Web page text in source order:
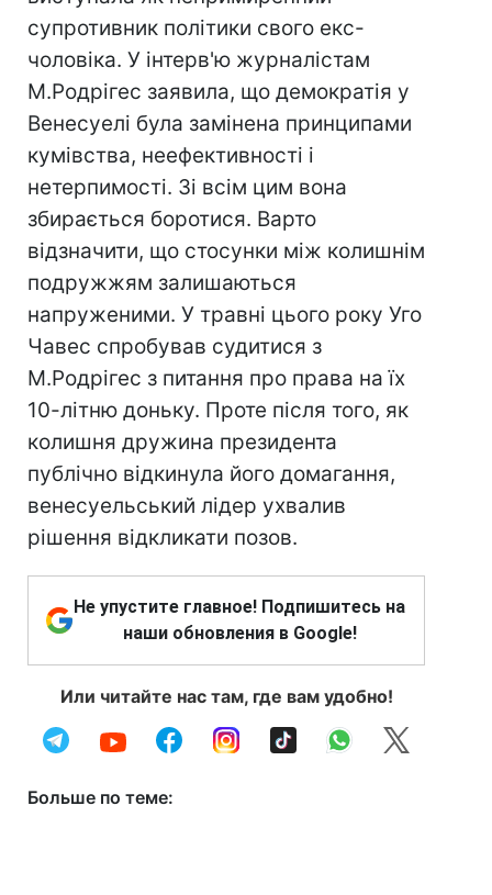
супротивник політики свого екс-
чоловіка. У інтерв'ю журналістам
М.Родрігес заявила, що демократія у
Венесуелі була замінена принципами
кумівства, неефективності і
нетерпимості. Зі всім цим вона
збирається боротися. Варто
відзначити, що стосунки між колишнім
подружжям залишаються
напруженими. У травні цього року Уго
Чавес спробував судитися з
М.Родрігес з питання про права на їх
10-літню доньку. Проте після того, як
колишня дружина президента
публічно відкинула його домагання,
венесуельський лідер ухвалив
рішення відкликати позов.
Не упустите главное! Подпишитесь на
наши обновления в Google!
Или читайте нас там, где вам удобно!
Больше по теме: